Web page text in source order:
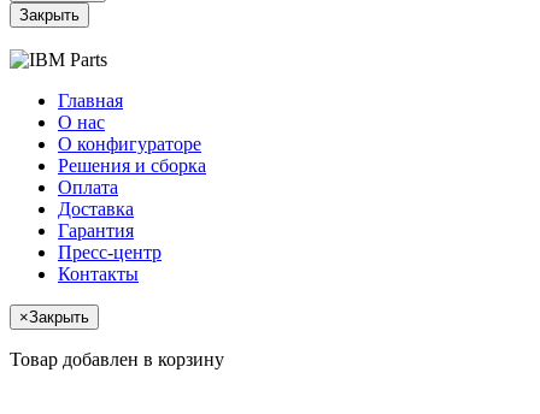
Закрыть
Главная
О нас
О конфигураторе
Решения и сборка
Оплата
Доставка
Гарантия
Пресс-центр
Контакты
×Закрыть
Товар добавлен в корзину